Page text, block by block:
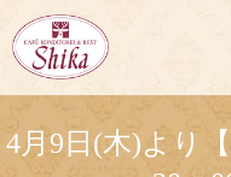
4月9日(木)より